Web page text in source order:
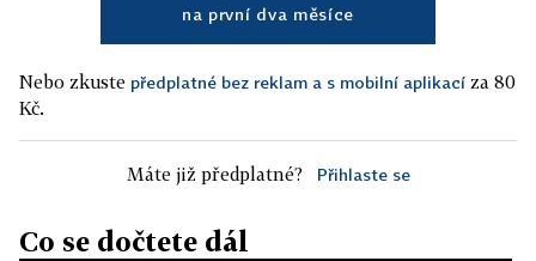
na první dva měsíce
Nebo zkuste předplatné bez reklam a s mobilní aplikací za 80
Kč.
Máte již předplatné? Přihlaste se
Co se dočtete dál